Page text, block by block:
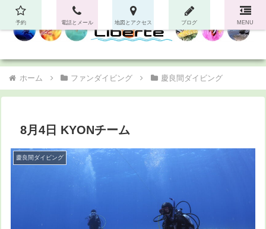
ホーム ファンダイビング 慶良間ダイビング
8月4日 KYONチーム
慶良間ダイビング
予約 電話とメール 地図とアクセス ブログ MENU